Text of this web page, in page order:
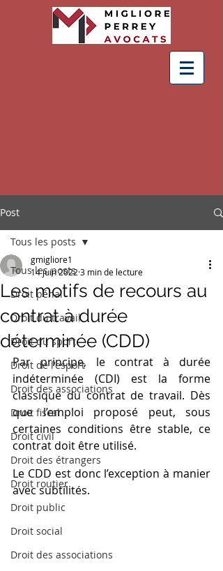
Post
Tous les posts
Droit pénal
Droit du travail
Droit du sport
Droit de l'esport
Droit des associations
Droit fiscal
Droit civil
Droit des étrangers
Droit routier
Droit public
Droit social
Droit des associations
Tous les posts
Les motifs de recours au
contrat à durée
déterminée (CDD)
gmigliore1
14 juin 2022 3 min de lecture
Par principe, le contrat à durée
indéterminée (CDI) est la forme
classique du contrat de travail. Dès
que l’emploi proposé peut, sous
certaines conditions être stable, ce
contrat doit être utilisé.
Le CDD est donc l’exception à manier
avec subtilités.